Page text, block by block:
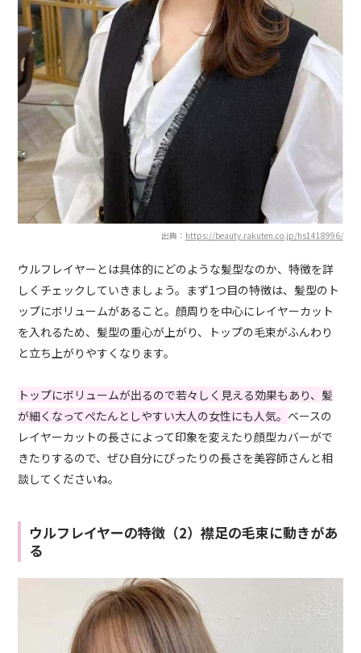
出典： https://beauty.rakuten.co.jp/hs1418996/
ウルフレイヤーとは具体的にどのような髪型なのか、特徴を詳
しくチェックしていきましょう。まず1つ目の特徴は、髪型のト
ップにボリュームがあること。顔周りを中心にレイヤーカット
を入れるため、髪型の重心が上がり、トップの毛束がふんわり
と立ち上がりやすくなります。
トップにボリュームが出るので若々しく見える効果もあり、髪
が細くなってぺたんとしやすい大人の女性にも人気。 ベースの
レイヤーカットの長さによって印象を変えたり顔型カバーがで
きたりするので、ぜひ自分にぴったりの長さを美容師さんと相
談してくださいね。
ウルフレイヤーの特徴（2）襟足の毛束に動きがあ
る